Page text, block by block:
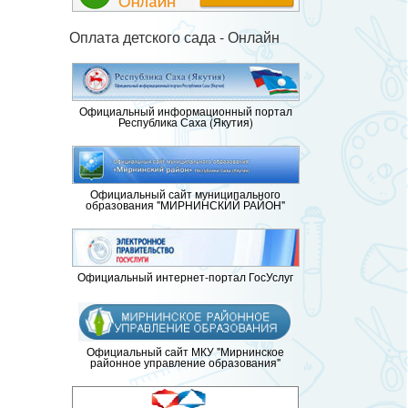
Оплата детского сада - Онлайн
Официальный информационный портал
Республика Саха (Якутия)
Официальный сайт муниципального
образования "МИРНИНСКИЙ РАЙОН"
Официальный интернет-портал ГосУслуг
Официальный сайт МКУ "Мирнинское
районное управление образования"